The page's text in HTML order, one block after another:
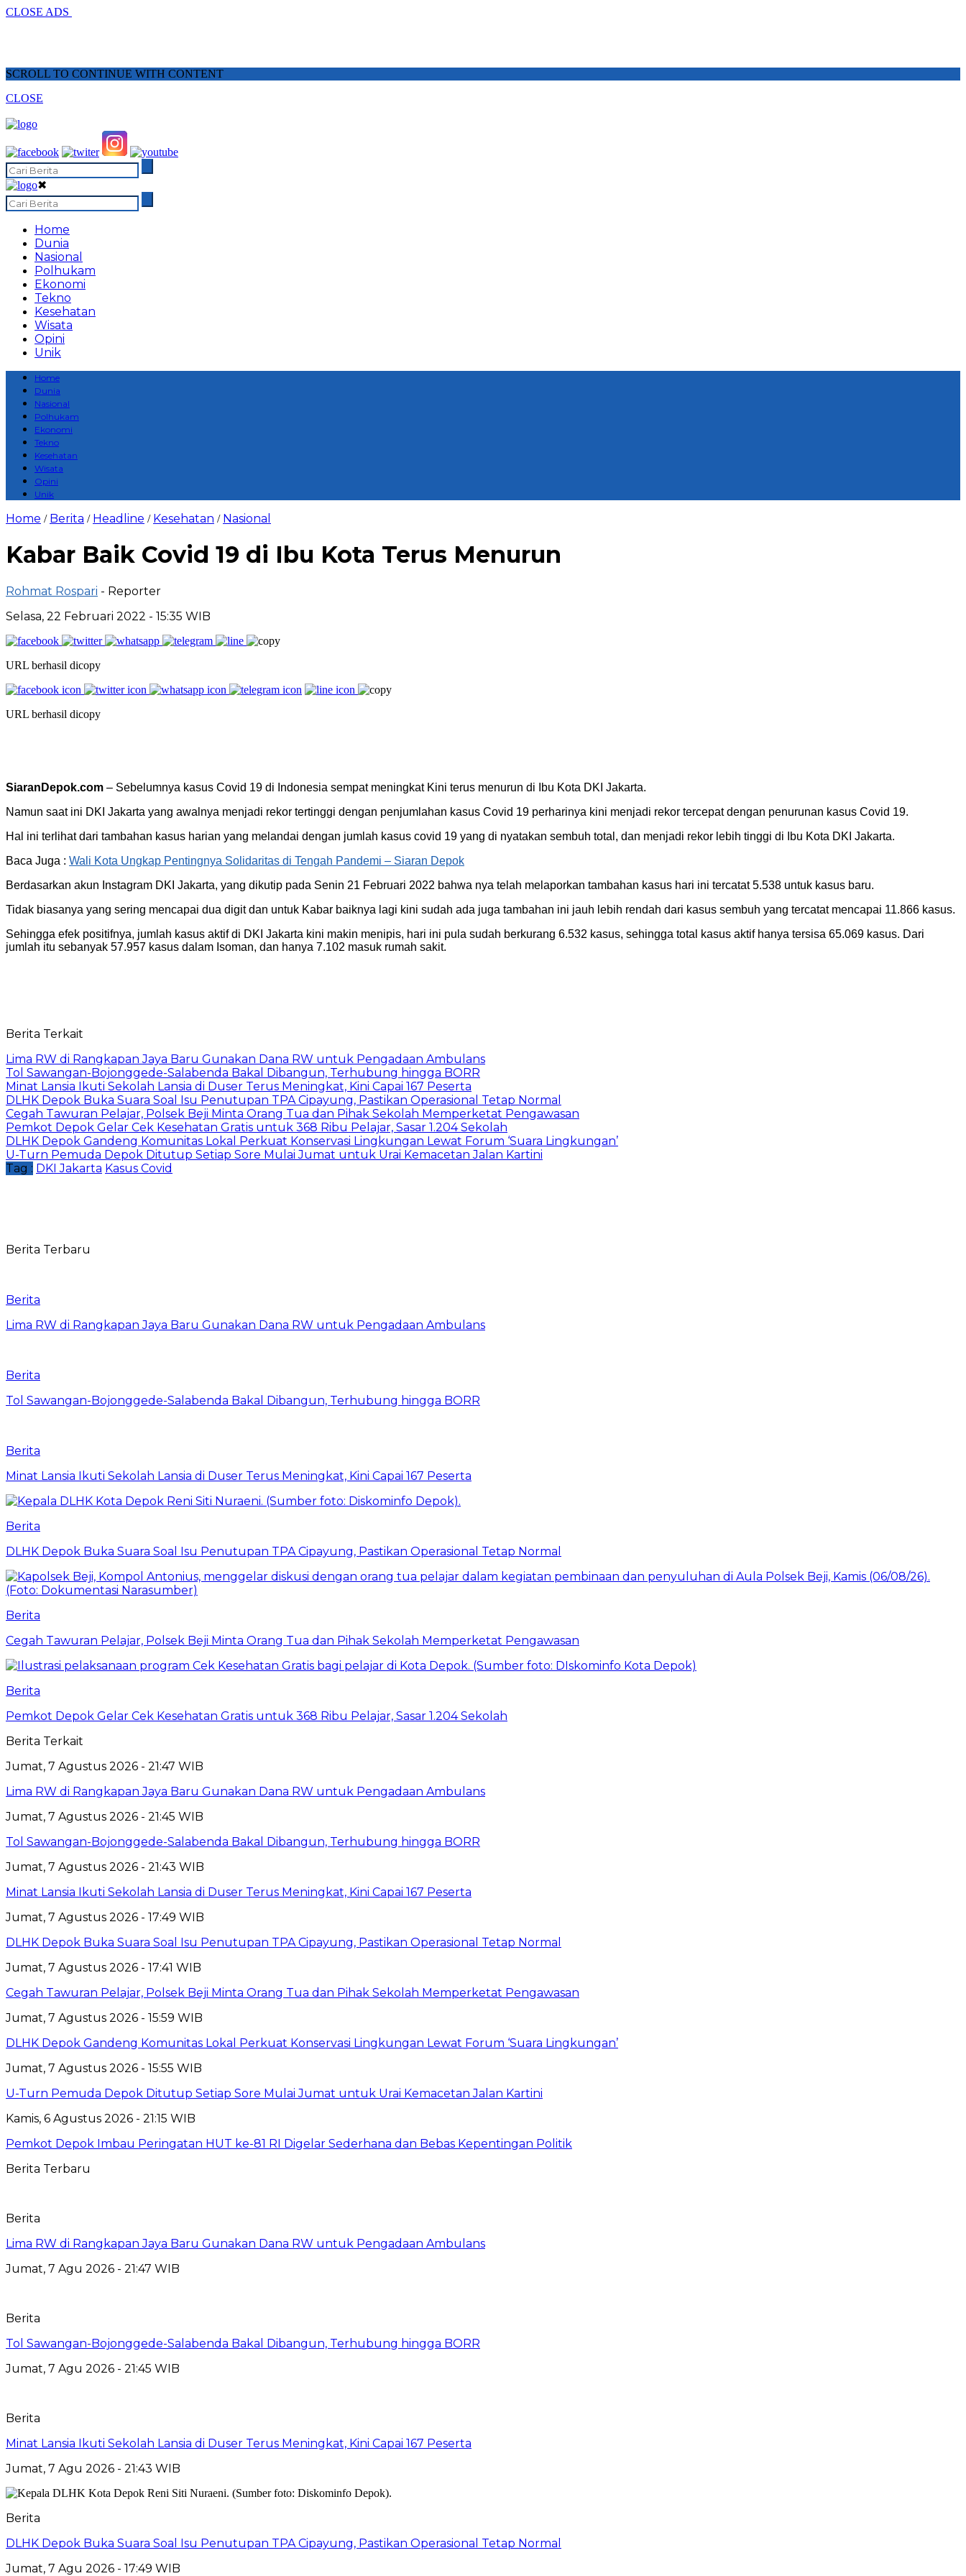
CLOSE ADS
SCROLL TO CONTINUE WITH CONTENT
CLOSE
✖
Home
Dunia
Nasional
Polhukam
Ekonomi
Tekno
Kesehatan
Wisata
Opini
Unik
Home
Dunia
Nasional
Polhukam
Ekonomi
Tekno
Kesehatan
Wisata
Opini
Unik
Home / Berita / Headline / Kesehatan / Nasional
Kabar Baik Covid 19 di Ibu Kota Terus Menurun
Rohmat Rospari - Reporter
Selasa, 22 Februari 2022 - 15:35 WIB
URL berhasil dicopy
URL berhasil dicopy
SiaranDepok.com – Sebelumnya kasus Covid 19 di Indonesia sempat meningkat Kini terus menurun di Ibu Kota DKI Jakarta.
Namun saat ini DKI Jakarta yang awalnya menjadi rekor tertinggi dengan penjumlahan kasus Covid 19 perharinya kini menjadi rekor tercepat dengan penurunan kasus Covid 19.
Hal ini terlihat dari tambahan kasus harian yang melandai dengan jumlah kasus covid 19 yang di nyatakan sembuh total, dan menjadi rekor lebih tinggi di Ibu Kota DKI Jakarta.
Baca Juga : Wali Kota Ungkap Pentingnya Solidaritas di Tengah Pandemi – Siaran Depok
Berdasarkan akun Instagram DKI Jakarta, yang dikutip pada Senin 21 Februari 2022 bahwa nya telah melaporkan tambahan kasus hari ini tercatat 5.538 untuk kasus baru.
Tidak biasanya yang sering mencapai dua digit dan untuk Kabar baiknya lagi kini sudah ada juga tambahan ini jauh lebih rendah dari kasus sembuh yang tercatat mencapai 11.866 kasus.
Sehingga efek positifnya, jumlah kasus aktif di DKI Jakarta kini makin menipis, hari ini pula sudah berkurang 6.532 kasus, sehingga total kasus aktif hanya tersisa 65.069 kasus. Dari
jumlah itu sebanyak 57.957 kasus dalam Isoman, dan hanya 7.102 masuk rumah sakit.
Berita Terkait
Lima RW di Rangkapan Jaya Baru Gunakan Dana RW untuk Pengadaan Ambulans
Tol Sawangan-Bojonggede-Salabenda Bakal Dibangun, Terhubung hingga BORR
Minat Lansia Ikuti Sekolah Lansia di Duser Terus Meningkat, Kini Capai 167 Peserta
DLHK Depok Buka Suara Soal Isu Penutupan TPA Cipayung, Pastikan Operasional Tetap Normal
Cegah Tawuran Pelajar, Polsek Beji Minta Orang Tua dan Pihak Sekolah Memperketat Pengawasan
Pemkot Depok Gelar Cek Kesehatan Gratis untuk 368 Ribu Pelajar, Sasar 1.204 Sekolah
DLHK Depok Gandeng Komunitas Lokal Perkuat Konservasi Lingkungan Lewat Forum ‘Suara Lingkungan’
U-Turn Pemuda Depok Ditutup Setiap Sore Mulai Jumat untuk Urai Kemacetan Jalan Kartini
Tag : DKI Jakarta Kasus Covid
Berita Terbaru
Berita
Lima RW di Rangkapan Jaya Baru Gunakan Dana RW untuk Pengadaan Ambulans
Berita
Tol Sawangan-Bojonggede-Salabenda Bakal Dibangun, Terhubung hingga BORR
Berita
Minat Lansia Ikuti Sekolah Lansia di Duser Terus Meningkat, Kini Capai 167 Peserta
Berita
DLHK Depok Buka Suara Soal Isu Penutupan TPA Cipayung, Pastikan Operasional Tetap Normal
Berita
Cegah Tawuran Pelajar, Polsek Beji Minta Orang Tua dan Pihak Sekolah Memperketat Pengawasan
Berita
Pemkot Depok Gelar Cek Kesehatan Gratis untuk 368 Ribu Pelajar, Sasar 1.204 Sekolah
Berita Terkait
Jumat, 7 Agustus 2026 - 21:47 WIB
Lima RW di Rangkapan Jaya Baru Gunakan Dana RW untuk Pengadaan Ambulans
Jumat, 7 Agustus 2026 - 21:45 WIB
Tol Sawangan-Bojonggede-Salabenda Bakal Dibangun, Terhubung hingga BORR
Jumat, 7 Agustus 2026 - 21:43 WIB
Minat Lansia Ikuti Sekolah Lansia di Duser Terus Meningkat, Kini Capai 167 Peserta
Jumat, 7 Agustus 2026 - 17:49 WIB
DLHK Depok Buka Suara Soal Isu Penutupan TPA Cipayung, Pastikan Operasional Tetap Normal
Jumat, 7 Agustus 2026 - 17:41 WIB
Cegah Tawuran Pelajar, Polsek Beji Minta Orang Tua dan Pihak Sekolah Memperketat Pengawasan
Jumat, 7 Agustus 2026 - 15:59 WIB
DLHK Depok Gandeng Komunitas Lokal Perkuat Konservasi Lingkungan Lewat Forum ‘Suara Lingkungan’
Jumat, 7 Agustus 2026 - 15:55 WIB
U-Turn Pemuda Depok Ditutup Setiap Sore Mulai Jumat untuk Urai Kemacetan Jalan Kartini
Kamis, 6 Agustus 2026 - 21:15 WIB
Pemkot Depok Imbau Peringatan HUT ke-81 RI Digelar Sederhana dan Bebas Kepentingan Politik
Berita Terbaru
Berita
Lima RW di Rangkapan Jaya Baru Gunakan Dana RW untuk Pengadaan Ambulans
Jumat, 7 Agu 2026 - 21:47 WIB
Berita
Tol Sawangan-Bojonggede-Salabenda Bakal Dibangun, Terhubung hingga BORR
Jumat, 7 Agu 2026 - 21:45 WIB
Berita
Minat Lansia Ikuti Sekolah Lansia di Duser Terus Meningkat, Kini Capai 167 Peserta
Jumat, 7 Agu 2026 - 21:43 WIB
Berita
DLHK Depok Buka Suara Soal Isu Penutupan TPA Cipayung, Pastikan Operasional Tetap Normal
Jumat, 7 Agu 2026 - 17:49 WIB